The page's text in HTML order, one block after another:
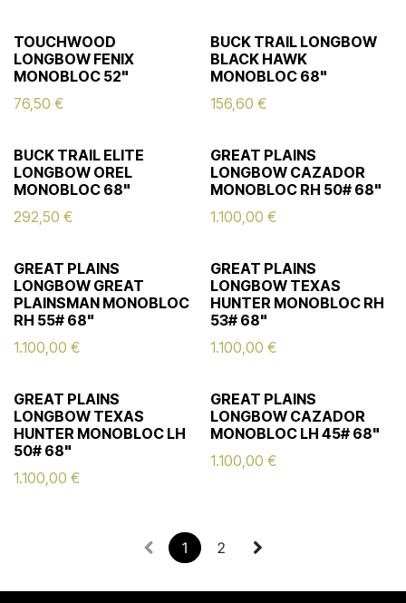
TOUCHWOOD
LONGBOW FENIX
MONOBLOC 52"
76,50 €
BUCK TRAIL LONGBOW
BLACK HAWK
MONOBLOC 68"
156,60 €
BUCK TRAIL ELITE
LONGBOW OREL
MONOBLOC 68"
292,50 €
GREAT PLAINS
LONGBOW CAZADOR
MONOBLOC RH 50# 68"
1.100,00 €
GREAT PLAINS
LONGBOW GREAT
PLAINSMAN MONOBLOC
RH 55# 68"
1.100,00 €
GREAT PLAINS
LONGBOW TEXAS
HUNTER MONOBLOC RH
53# 68"
1.100,00 €
GREAT PLAINS
LONGBOW TEXAS
HUNTER MONOBLOC LH
50# 68"
1.100,00 €
GREAT PLAINS
LONGBOW CAZADOR
MONOBLOC LH 45# 68"
1.100,00 €
1 2